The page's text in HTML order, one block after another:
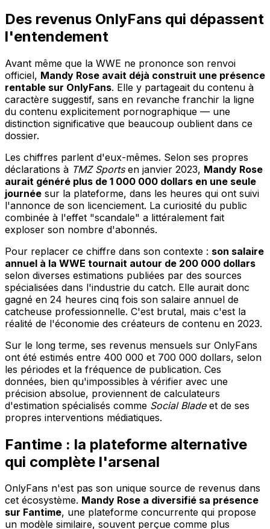
Des revenus OnlyFans qui dépassent
l'entendement
Avant même que la WWE ne prononce son renvoi
officiel, Mandy Rose avait déjà construit une présence
rentable sur OnlyFans. Elle y partageait du contenu à
caractère suggestif, sans en revanche franchir la ligne
du contenu explicitement pornographique — une
distinction significative que beaucoup oublient dans ce
dossier.
Les chiffres parlent d'eux-mêmes. Selon ses propres
déclarations à TMZ Sportsen janvier 2023, Mandy Rose
aurait généré plus de 1 000 000 dollars en une seule
journée sur la plateforme, dans les heures qui ont suivi
l'annonce de son licenciement. La curiosité du public
combinée à l'effet "scandale" a littéralement fait
exploser son nombre d'abonnés.
Pour replacer ce chiffre dans son contexte : son salaire
annuel à la WWE tournait autour de 200 000 dollars
selon diverses estimations publiées par des sources
spécialisées dans l'industrie du catch. Elle aurait donc
gagné en 24 heures cinq fois son salaire annuel de
catcheuse professionnelle. C'est brutal, mais c'est la
réalité de l'économie des créateurs de contenu en 2023.
Sur le long terme, ses revenus mensuels sur OnlyFans
ont été estimés entre 400 000 et 700 000 dollars, selon
les périodes et la fréquence de publication. Ces
données, bien qu'impossibles à vérifier avec une
précision absolue, proviennent de calculateurs
d'estimation spécialisés comme Social Bladeet de ses
propres interventions médiatiques.
Fantime : la plateforme alternative
qui complète l'arsenal
OnlyFans n'est pas son unique source de revenus dans
cet écosystème. Mandy Rose a diversifié sa présence
sur Fantime, une plateforme concurrente qui propose
un modèle similaire, souvent perçue comme plus